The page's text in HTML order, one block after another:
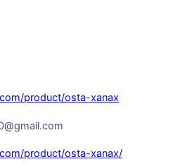
product/osta-xanax
product/osta-xanax/